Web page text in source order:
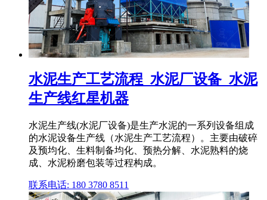
水泥生产工艺流程_水泥厂设备_水泥
生产线红星机器
水泥生产线(水泥厂设备)是生产水泥的一系列设备组成
的水泥设备生产线（水泥生产工艺流程）。主要由破碎
及预均化、生料制备均化、预热分解、水泥熟料的烧
成、水泥粉磨包装等过程构成。
联系电话: 180 3780 8511